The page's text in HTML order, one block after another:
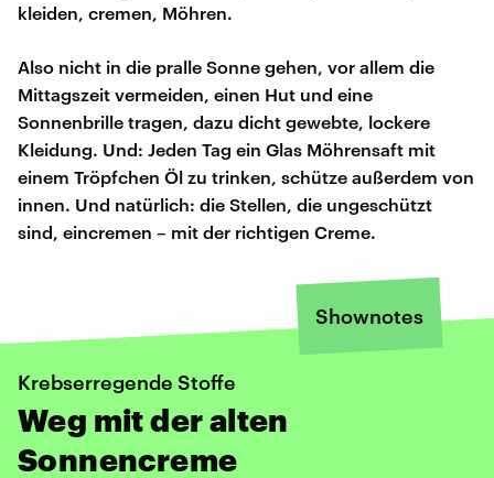
kleiden, cremen, Möhren.
Also nicht in die pralle Sonne gehen, vor allem die
Mittagszeit vermeiden, einen Hut und eine
Sonnenbrille tragen, dazu dicht gewebte, lockere
Kleidung. Und: Jeden Tag ein Glas Möhrensaft mit
einem Tröpfchen Öl zu trinken, schütze außerdem von
innen. Und natürlich: die Stellen, die ungeschützt
sind, eincremen – mit der richtigen Creme.
Shownotes
Krebserregende Stoffe
Weg mit der alten
Sonnencreme